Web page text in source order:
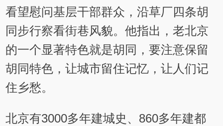
看望慰问基层干部群众，沿草厂四条胡
同步行察看街巷风貌。他指出，老北京
的一个显著特色就是胡同，要注意保留
胡同特色，让城市留住记忆，让人们记
住乡愁。
北京有3000多年建城史、860多年建都